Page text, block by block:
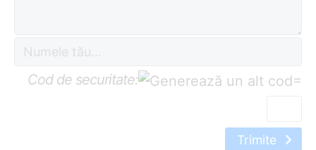
Cod de securitate: =
Trimite